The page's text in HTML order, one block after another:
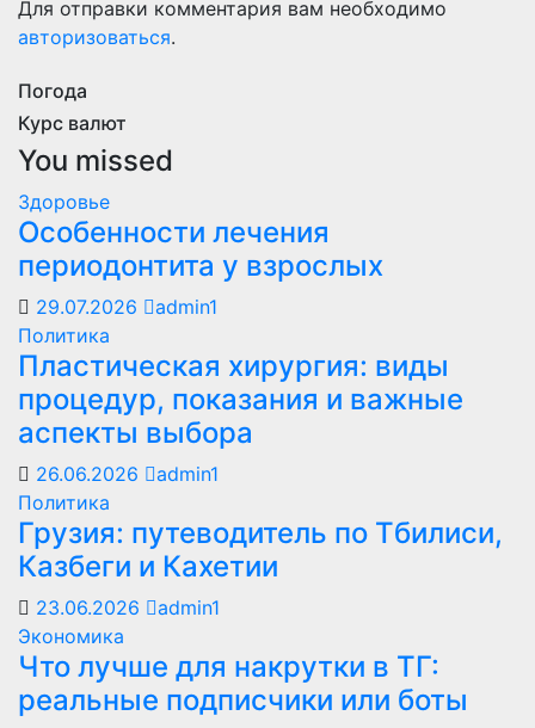
Для отправки комментария вам необходимо
авторизоваться.
Погода
Курс валют
You missed
Здоровье
Особенности лечения
периодонтита у взрослых
29.07.2026
admin1
Политика
Пластическая хирургия: виды
процедур, показания и важные
аспекты выбора
26.06.2026
admin1
Политика
Грузия: путеводитель по Тбилиси,
Казбеги и Кахетии
23.06.2026
admin1
Экономика
Что лучше для накрутки в ТГ:
реальные подписчики или боты